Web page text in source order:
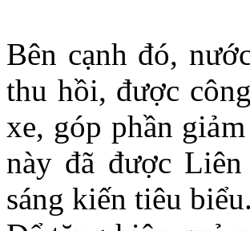
Bên cạnh đó,
thu hồi, được
xe, góp phần
này đã được
sáng kiến tiêu biểu.